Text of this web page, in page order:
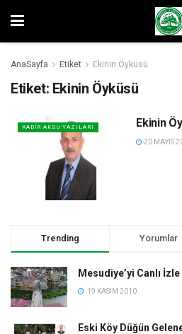
AnaSayfa Etiket Ekinin Öyküsü
Etiket: Ekinin Öyküsü
KADIR AKSU YAZILARI Ekinin
20 MAYIS
Trending Yorumlar
Mesudiye’yi Canlı İzle
19 KASIM 2010
Eski Köy Düğün